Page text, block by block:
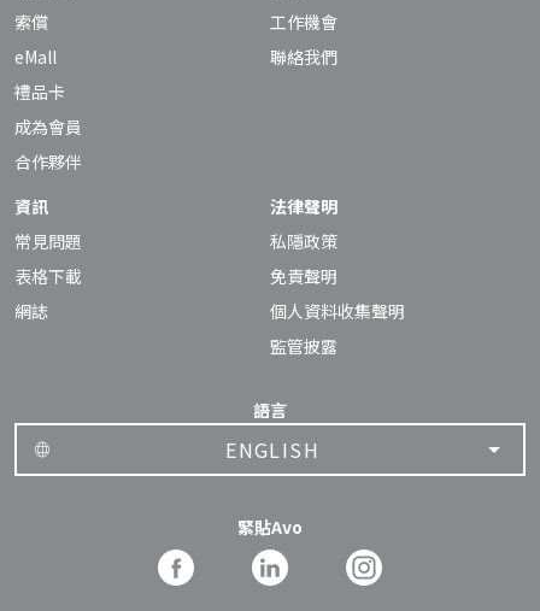
索償
eMall
禮品卡
成為會員
合作夥伴
工作機會
聯絡我們
資訊
常見問題
表格下載
網誌
法律聲明
私隱政策
免責聲明
個人資料收集聲明
監管披露
語言
ENGLISH
緊貼Avo